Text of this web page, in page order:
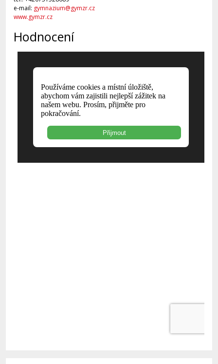
e-mail: gymnazium@gymzr.cz
www.gymzr.cz
Hodnocení